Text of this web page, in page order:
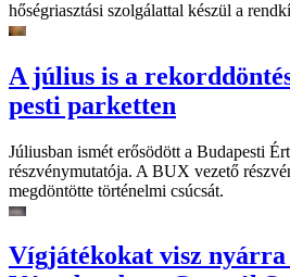
hőségriasztási szolgálattal készül a
A július is a
pesti parketten
Júliusban ismét erősödött a Budapesti
részvénymutatója. A BUX vezető
megdöntötte történelmi csúcsát.
Vígjátékokat visz nyárra